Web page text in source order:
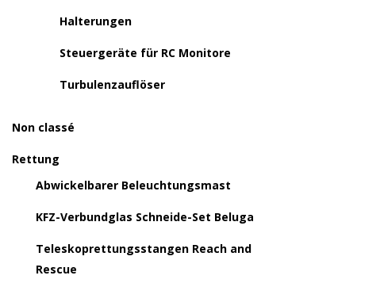
Halterungen
Steuergeräte für RC Monitore
Turbulenzauflöser
Non classé
Rettung
Abwickelbarer Beleuchtungsmast
KFZ-Verbundglas Schneide-Set Beluga
Teleskoprettungsstangen Reach and
Rescue